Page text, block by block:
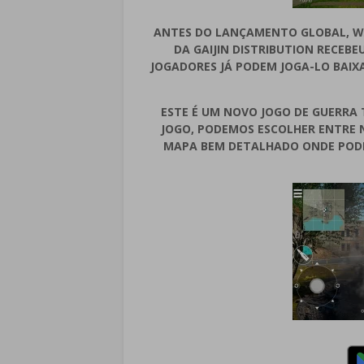
ANTES DO LANÇAMENTO GLOBAL,
DA GAIJIN DISTRIBUTION
JOGADORES JÁ PODEM JOGA-LO
ESTE É UM NOVO JOGO DE
JOGO, PODEMOS ESCOLHER
MAPA BEM DETALHADO ONDE